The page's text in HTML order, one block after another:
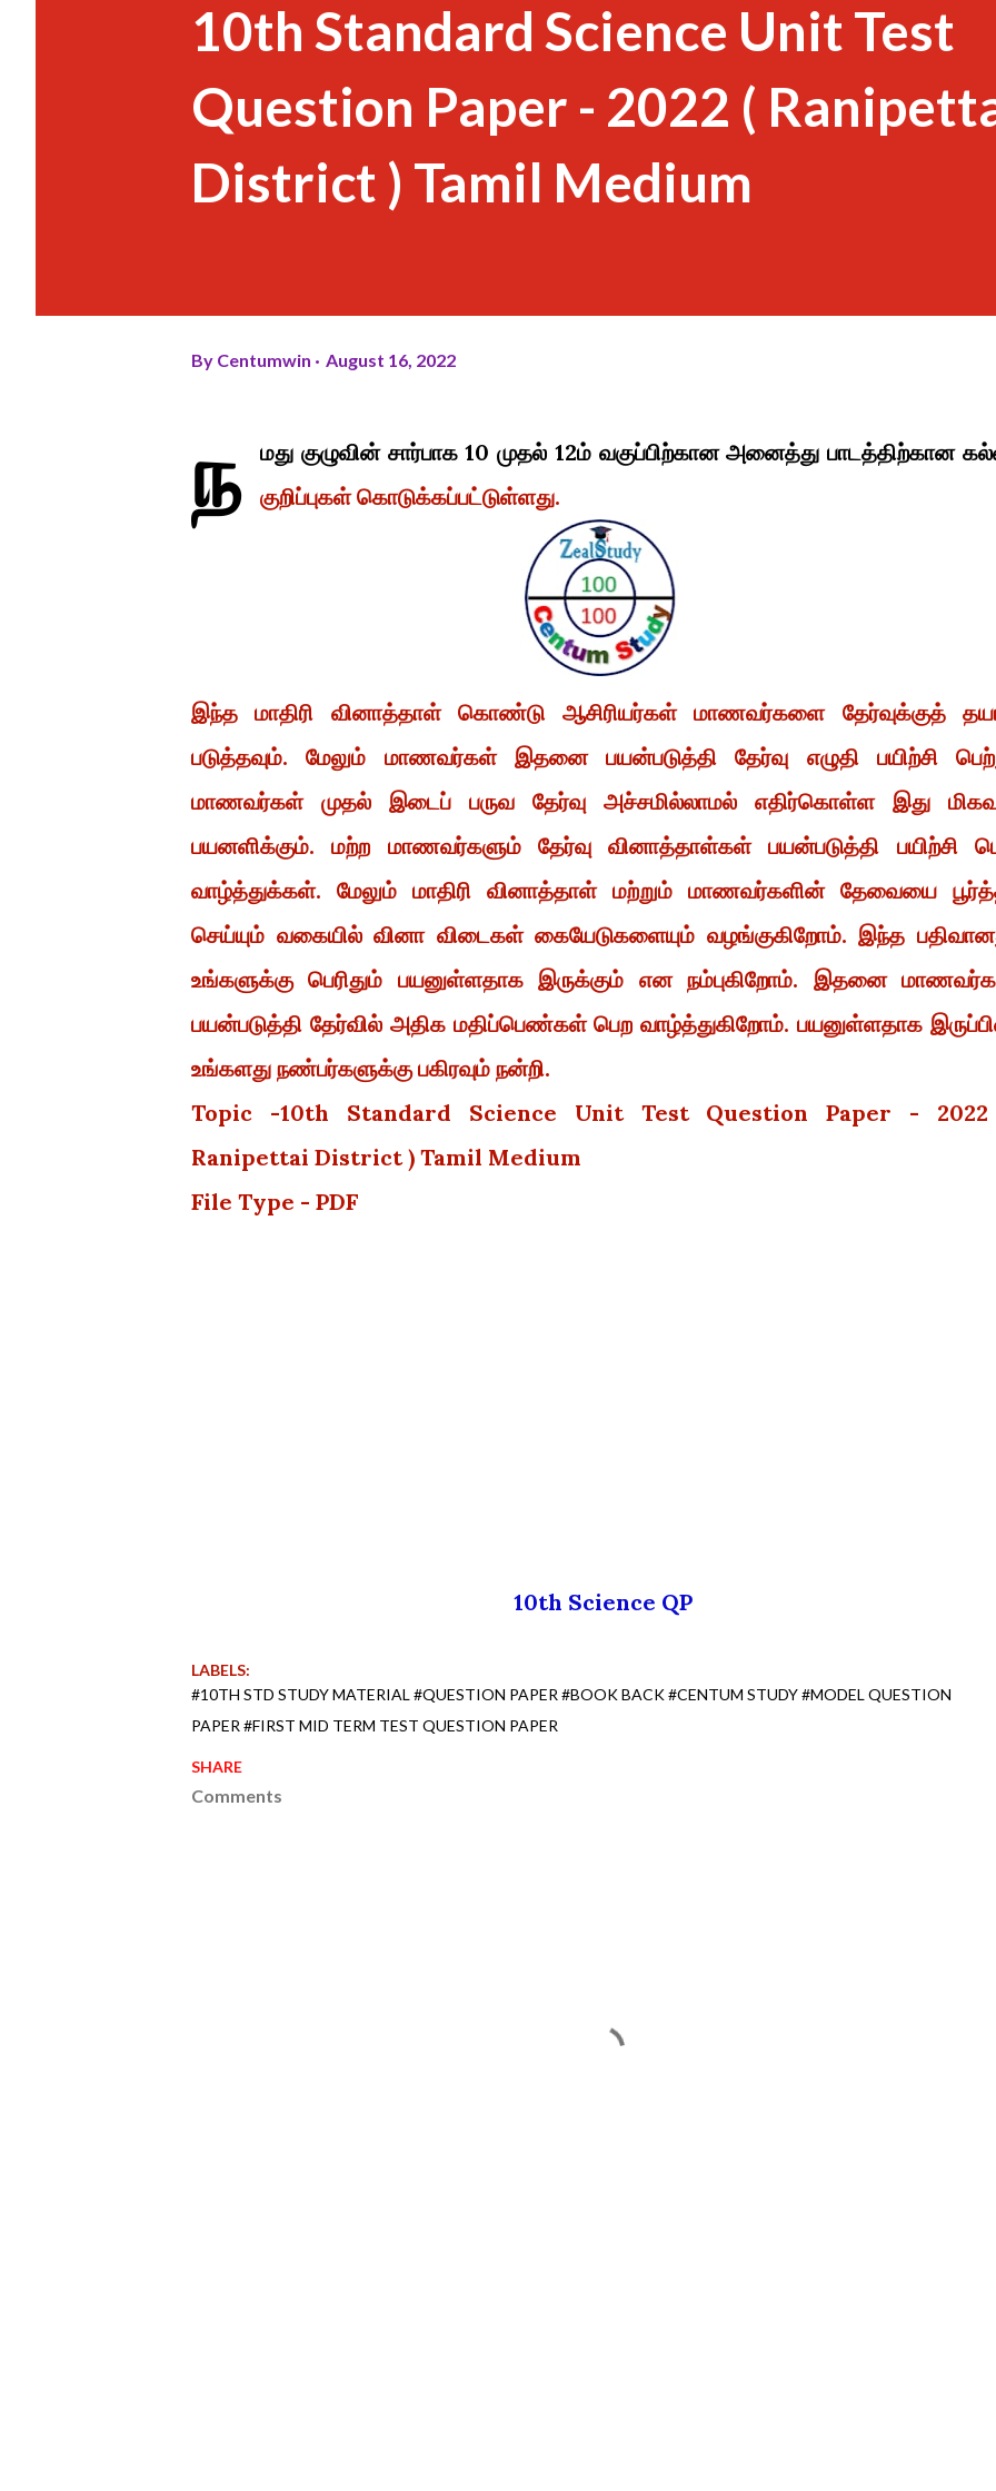
10th Standard Science Unit Test
Question Paper - 2022 (
District ) Tamil Medium
By Centumwin August 16, 2022
ந
மது குழுவின் சார்பாக 10 முதல் 12ம் வகுப்பிற்கான அனைத்து பாடத்திற்கான
குறிப்புகள் கொடுக்கப்பட்டுள்ளது.
இந்த மாதிரி வினாத்தாள் கொண்டு ஆசிரியர்கள் மாணவர்களை தேர்வுக்குத்
படுத்தவும். மேலும் மாணவர்கள் இதனை பயன்படுத்தி தேர்வு எழுதி பயிற்சி
மாணவர்கள் முதல் இடைப் பருவ தேர்வு அச்சமில்லாமல் எதிர்கொள்ள இது
பயனளிக்கும். மற்ற மாணவர்களும் தேர்வு வினாத்தாள்கள் பயன்படுத்தி பயிற்சி
வாழ்த்துக்கள். மேலும் மாதிரி வினாத்தாள் மற்றும் மாணவர்களின் தேவையை
செய்யும் வகையில் வினா விடைகள் கையேடுகளையும் வழங்குகிறோம். இந்த
உங்களுக்கு பெரிதும் பயனுள்ளதாக இருக்கும் என நம்புகிறோம். இதனை
பயன்படுத்தி தேர்வில் அதிக மதிப்பெண்கள் பெற வாழ்த்துகிறோம். பயனுள்ளதாக
உங்களது நண்பர்களுக்கு பகிரவும் நன்றி.
Topic -10th Standard Science Unit Test Question Paper -
Ranipettai District ) Tamil Medium
File Type - PDF
10th Science QP
LABELS:
#10TH STD STUDY MATERIAL #QUESTION PAPER #BOOK BACK #CENTUM STUDY #MODEL QUESTION
PAPER #FIRST MID TERM TEST QUESTION PAPER
SHARE
Comments